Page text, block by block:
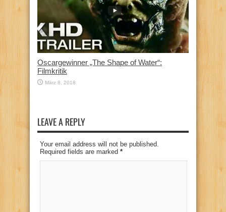
Oscargewinner „The Shape of Water“:
Filmkritik
März 8, 2018
LEAVE A REPLY
Your email address will not be published.
Required fields are marked *